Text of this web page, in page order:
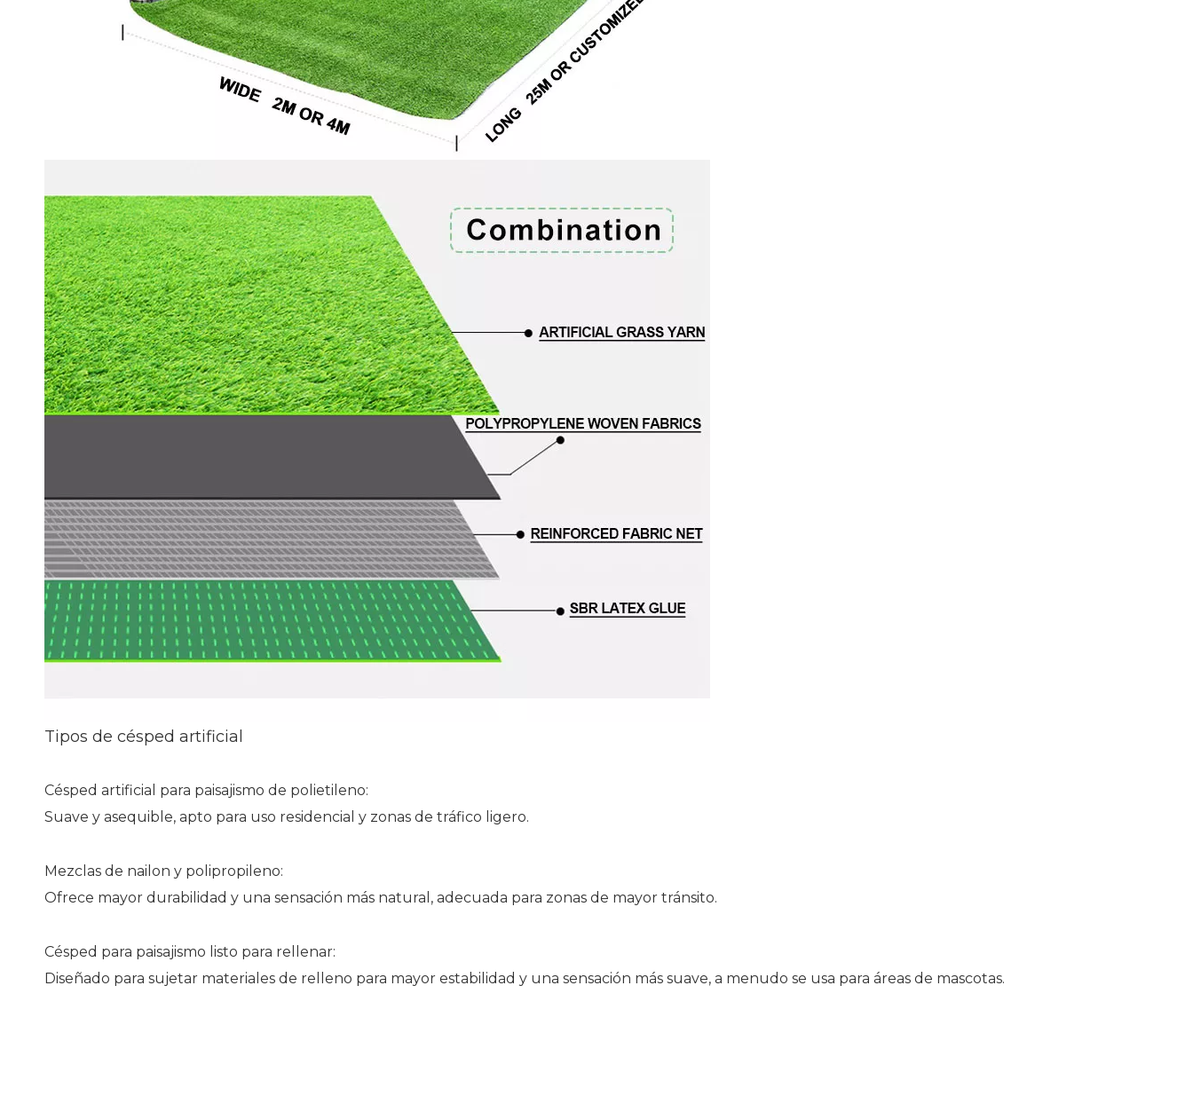
Tipos de césped artificial
Césped artificial para paisajismo de polietileno:
Suave y asequible, apto para uso residencial y zonas de tráfico ligero.
Mezclas de nailon y polipropileno:
Ofrece mayor durabilidad y una sensación más natural, adecuada para zonas de mayor tránsito.
Césped para paisajismo listo para rellenar:
Diseñado para sujetar materiales de relleno para mayor estabilidad y una sensación más suave, a menudo se usa para áreas de mascotas.